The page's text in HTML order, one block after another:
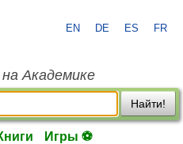
EN DE ES FR
Академике
Найти!
Игры ⚽